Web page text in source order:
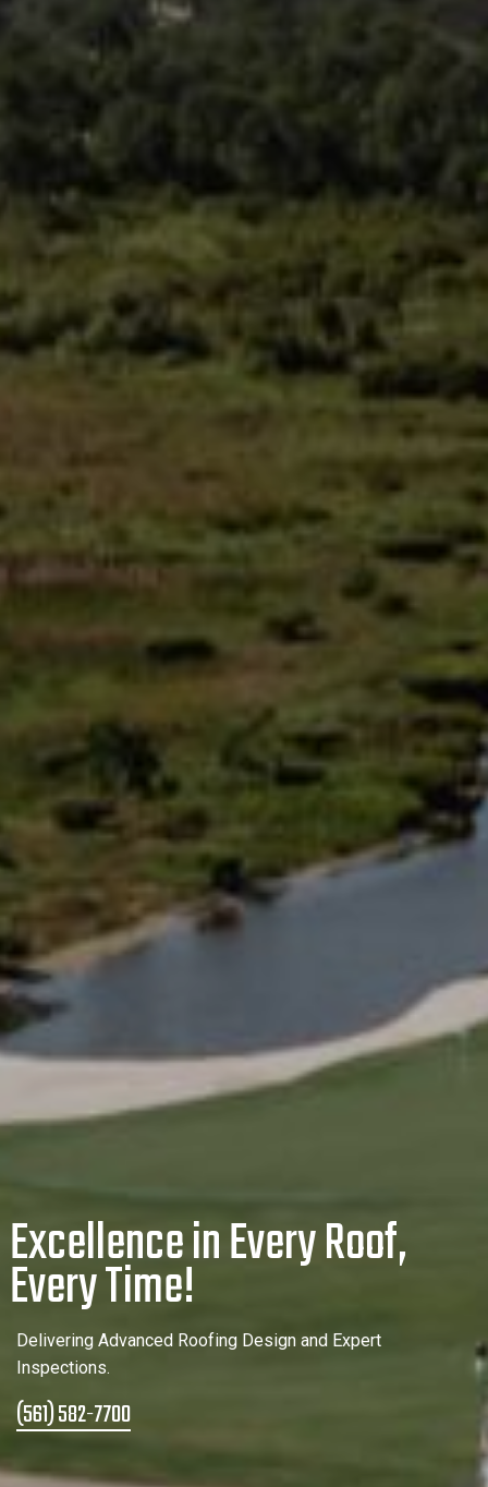
ExcellenceinEveryRoof,
EveryTime!
Delivering Advanced Roofing Design and Expert
Inspections.
(561) 582-7700